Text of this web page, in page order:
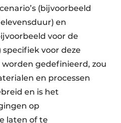
(bijvoorbeeld
en
voor de
voor deze
gedefinieerd, zou
en processen
en is het
op
laten of te